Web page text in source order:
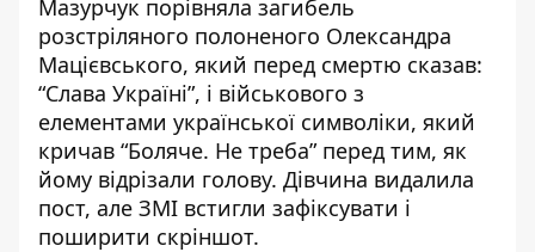
Мазурчук порівняла загибель
розстріляного полоненого Олександра
Мацієвського, який перед смертю сказав:
“Слава Україні”, і військового з
елементами української символіки, який
кричав “Боляче. Не треба” перед тим, як
йому відрізали голову. Дівчина видалила
пост, але ЗМІ встигли зафіксувати і
поширити скріншот.